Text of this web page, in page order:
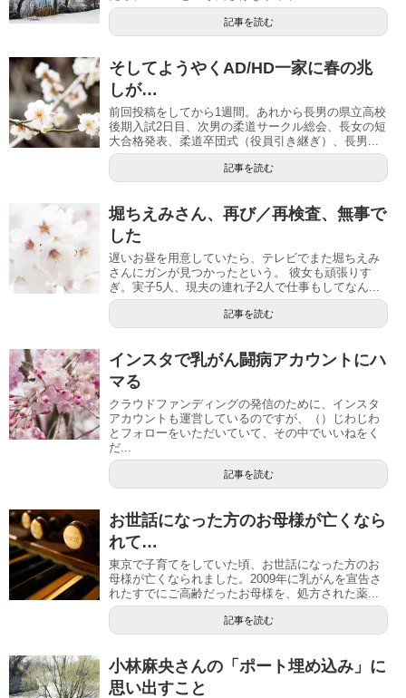
記事を読む
そしてようやくAD/HD一家に春の兆
しが…
前回投稿をしてから1週間。あれから長男の県立高校
後期入試2日目、次男の柔道サークル総会、長女の短
大合格発表、柔道卒団式（役員引き継ぎ）、長男...
記事を読む
堀ちえみさん、再び／再検査、無事で
した
遅いお昼を用意していたら、テレビでまた堀ちえみ
さんにガンが見つかったという。 彼女も頑張りす
ぎ。実子5人、現夫の連れ子2人で仕事もしてなん...
記事を読む
インスタで乳がん闘病アカウントにハ
マる
クラウドファンディングの発信のために、インスタ
アカウントも運営しているのですが、（）じわじわ
とフォローをいただいていて、その中でいいねをく
だ...
記事を読む
お世話になった方のお母様が亡くなら
れて…
東京で子育てをしていた頃、お世話になった方のお
母様が亡くなられました。2009年に乳がんを宣告さ
れたすでにご高齢だったお母様を、処方された薬...
記事を読む
小林麻央さんの「ポート埋め込み」に
思い出すこと